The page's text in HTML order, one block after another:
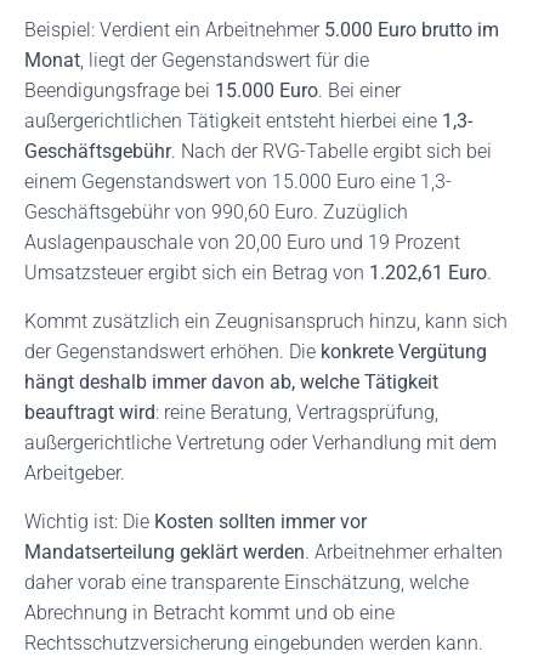
Beispiel: Verdient ein Arbeitnehmer 5.000 Euro brutto im
Monat, liegt der Gegenstandswert für die
Beendigungsfrage bei 15.000 Euro. Bei einer
außergerichtlichen Tätigkeit entsteht hierbei eine 1,3-
Geschäftsgebühr. Nach der RVG-Tabelle ergibt sich bei
einem Gegenstandswert von 15.000 Euro eine 1,3-
Geschäftsgebühr von 990,60 Euro. Zuzüglich
Auslagenpauschale von 20,00 Euro und 19 Prozent
Umsatzsteuer ergibt sich ein Betrag von 1.202,61 Euro.
Kommt zusätzlich ein Zeugnisanspruch hinzu, kann sich
der Gegenstandswert erhöhen. Die konkrete Vergütung
hängt deshalb immer davon ab, welche Tätigkeit
beauftragt wird: reine Beratung, Vertragsprüfung,
außergerichtliche Vertretung oder Verhandlung mit dem
Arbeitgeber.
Wichtig ist: Die Kosten sollten immer vor
Mandatserteilung geklärt werden. Arbeitnehmer erhalten
daher vorab eine transparente Einschätzung, welche
Abrechnung in Betracht kommt und ob eine
Rechtsschutzversicherung eingebunden werden kann.